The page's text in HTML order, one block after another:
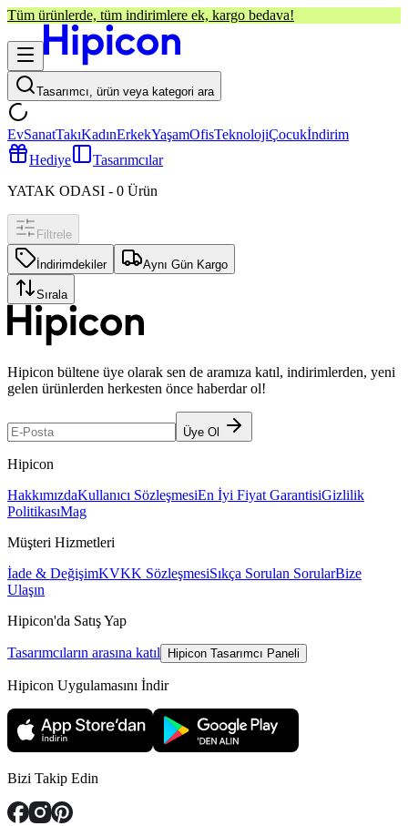
Tüm ürünlerde, tüm indirimlere ek, kargo bedava!
Tasarımcı, ürün veya kategori ara
EvSanatTakıKadınErkekYaşamOfisTeknolojiÇocukİndirim
Hediye
Tasarımcılar
YATAK ODASI - 0 Ürün
Filtrele
İndirimdekiler Aynı Gün Kargo
Sırala
Hipicon bültene üye olarak sen de aramıza katıl, indirimlerden, yeni
gelen ürünlerden herkesten önce haberdar ol!
Üye Ol
Hipicon
HakkımızdaKullanıcı SözleşmesiEn İyi Fiyat GarantisiGizlilik
PolitikasıMag
Müşteri Hizmetleri
İade & DeğişimKVKK SözleşmesiSıkça Sorulan SorularBize
Ulaşın
Hipicon'da Satış Yap
Tasarımcıların arasına katıl Hipicon Tasarımcı Paneli
Hipicon Uygulamasını İndir
Bizi Takip Edin